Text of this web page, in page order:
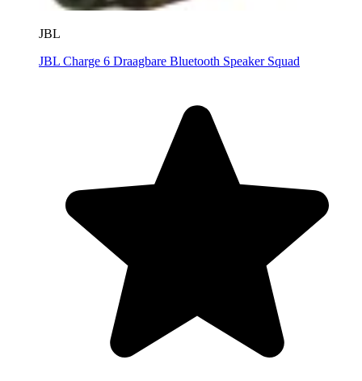
JBL
JBL Charge 6 Draagbare Bluetooth Speaker Squad